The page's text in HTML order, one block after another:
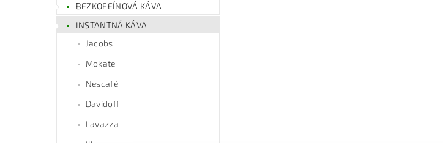
BEZKOFEÍNOVÁ KÁVA
INSTANTNÁ KÁVA
Jacobs
Mokate
Nescafé
Davidoff
Lavazza